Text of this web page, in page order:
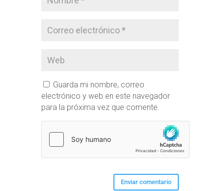
Guarda mi nombre, correo
electrónico y web en este navegador
para la próxima vez que comente.